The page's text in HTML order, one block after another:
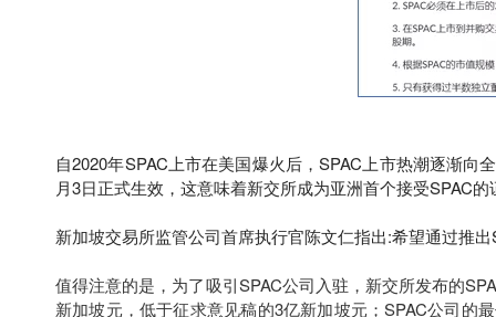
自2020年SPAC上市在美国爆火后，SPAC上市热潮逐渐
月3日正式生效，这意味着新交所成为亚洲首个接受SPAC
新加坡交易所监管公司首席执行官陈文仁指出:希望通过推
值得注意的是，为了吸引SPAC公司入驻，新交所发布的
新加坡元，低于征求意见稿的3亿新加坡元；SPAC公司的